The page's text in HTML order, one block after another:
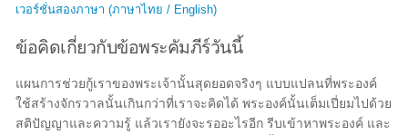
เวอร์ชั่นสองภาษา (ภาษาไทย / English)
ข้อคิดเกี่ยวกับข้อพระคัมภีร์วันนี้
แผนการช่วยกู้เราของพระเจ้านั้นสุดยอดจริงๆ แบบแปลนที่พระองค์
ใช้สร้างจักรวาลนั้นเกินกว่าที่เราจะคิดได้ พระองค์นั้นเต็มเปี่ยมไปด้วย
สติปัญญาและความรู้ แล้วเรายังจะรออะไรอีก รีบเข้าหาพระองค์ และ